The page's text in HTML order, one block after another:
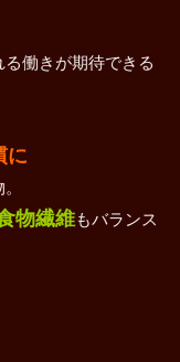
働きが期待できる
に
物繊維もバランス